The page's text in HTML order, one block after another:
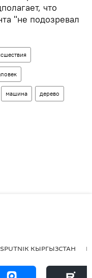
что
"не подозревал
машина дерево
КЫРГЫЗСТАН